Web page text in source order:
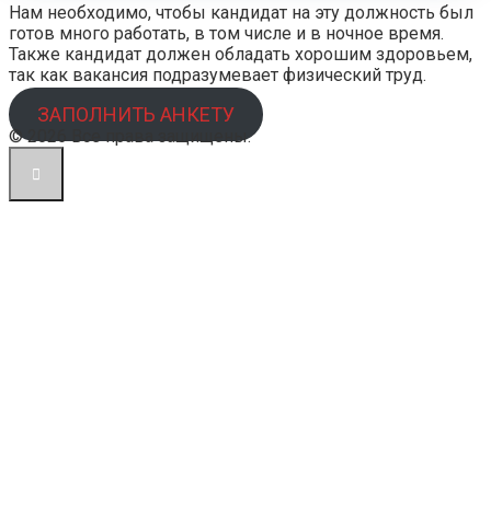
Нам необходимо, чтобы кандидат на эту должность был
готов много работать, в том числе и в ночное время.
Также кандидат должен обладать хорошим здоровьем,
так как вакансия подразумевает физический труд.
ЗАПОЛНИТЬ АНКЕТУ
© 2026 Все права защищены.